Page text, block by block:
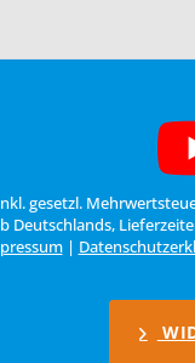
gesetzl.
Deutschlands,
|